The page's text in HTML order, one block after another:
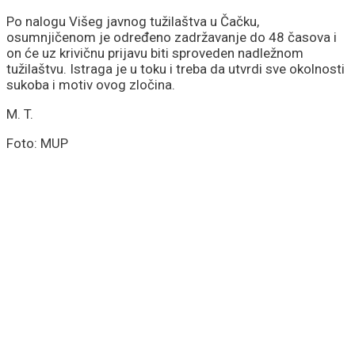
komandante na frontu!
Po nalogu Višeg javnog tužilaštva u Čačku,
osumnjičenom je određeno zadržavanje do 48 časova i
on će uz krivičnu prijavu biti sproveden nadležnom
tužilaštvu. Istraga je u toku i treba da utvrdi sve okolnosti
sukoba i motiv ovog zločina.
M. T.
Foto: MUP